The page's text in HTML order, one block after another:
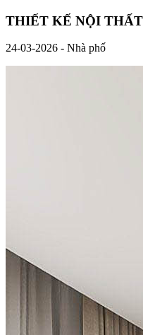
THIẾT KẾ NỘI
24-03-2026 - Nhà phố